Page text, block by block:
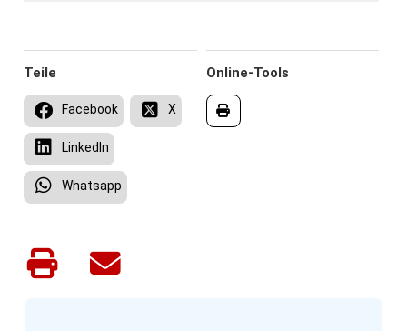
Online-Tools
Teile
Facebook X
LinkedIn
Whatsapp